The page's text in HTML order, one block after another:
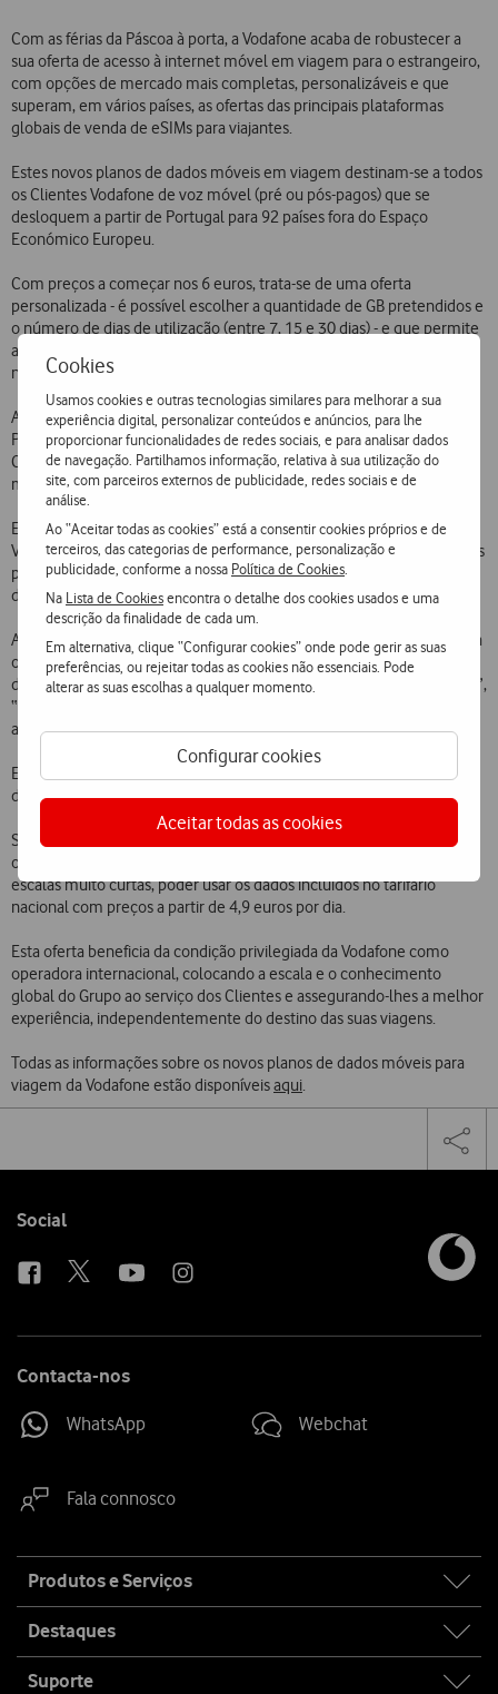
Cookies
Usamos cookies e outras tecnologias similares para melhorar a sua
experiência digital, personalizar conteúdos e anúncios, para lhe
proporcionar funcionalidades de redes sociais, e para analisar dados
de navegação. Partilhamos informação, relativa à sua utilização do
site, com parceiros externos de publicidade, redes sociais e de
análise.
Ao “Aceitar todas as cookies” está a consentir cookies próprios e de
terceiros, das categorias de performance, personalização e
publicidade, conforme a nossa Política de Cookies
Na Lista de Cookiesencontra o detalhe dos cookies usados e uma
descrição da finalidade de cada um.
Em alternativa, clique “Configurar cookies” onde pode gerir as suas
preferências, ou rejeitar todas as cookies não essenciais. Pode
alterar as suas escolhas a qualquer momento.
Configurar cookies
Aceitar todas as cookies
Com as férias da Páscoa à porta, a Vodafone acaba de robustecer a
sua oferta de acesso à internet móvel em viagem para o estrangeiro,
com opções de mercado mais completas, personalizáveis e que
superam, em vários países, as ofertas das principais plataformas
globais de venda de eSIMs para viajantes.
Estes novos planos de dados móveis em viagem destinam-se a todos
os Clientes Vodafone de voz móvel (pré ou pós-pagos) que se
desloquem a partir de Portugal para 92 países fora do Espaço
Económico Europeu.
Com preços a começar nos 6 euros, trata-se de uma oferta
personalizada - é possível escolher a quantidade de GB pretendidos e
o número de dias de utilização (entre 7, 15 e 30 dias) - e que permite
ao Cliente manter o seu número de telefone enquanto viaja, sem
necessidade de novo cartão ou eSIM.
Além disso, o serviço tem a conveniência de poder ser ativado em
Portugal, começando apenas a contar quando chega ao destino e o
Cliente se liga à rede local. Isso permite-lhe viajar sempre ligado na
melhor rede e de acordo com as suas necessidades.
Em mercados como EUA ou Brasil, por exemplo, esta opção da
Vodafone apresenta-se como a melhor do mercado face a ofertas das
plataformas globais de venda de eSIMs para viajantes, com a compra
de 7 GB em 7 dias a oscilar entre os 6 e os 8 euros.
A adesão a estes planos é feita de forma simples: por SMS grátis, para
o número 16910, indicando nome do país em português e o número
de GB pretendidos, separados por um espaço (exemplos: “Brasil 7GB”,
“EUA 15GB”, “Suica 30GB” ou “Mexico 50GB”). Em alternativa, a
ativação pode ser feita diretamente na App My Vodafone.
Este serviço conta com assistência gratuita fora de Portugal, através
de chamada gratuita para +351911691000.
Se esgotar os dados incluídos no plano, o Cliente pode comprar
outro. Além disso, a Vodafone disponibiliza a possibilidade de, em
escalas muito curtas, poder usar os dados incluídos no tarifário
nacional com preços a partir de 4,9 euros por dia.
Esta oferta beneficia da condição privilegiada da Vodafone como
operadora internacional, colocando a escala e o conhecimento
global do Grupo ao serviço dos Clientes e assegurando-lhes a melhor
experiência, independentemente do destino das suas viagens.
Todas as informações sobre os novos planos de dados móveis para
viagem da Vodafone estão disponíveisaqui.
social
Facebook
Follow
Social
Contacta-nos
WhatsApp Webchat
Fala connosco
map
Produtos e Serviços
Destaques
Suporte